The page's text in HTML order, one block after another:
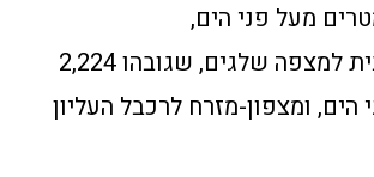
הנמצאת מערבית למצפה שלגים, שגובהו 2,224
ומצפון-מזרח לרכבל העליון